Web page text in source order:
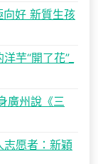
向好 新質生孩
芋“開了花”_
廣州說《三
志愿者：新穎